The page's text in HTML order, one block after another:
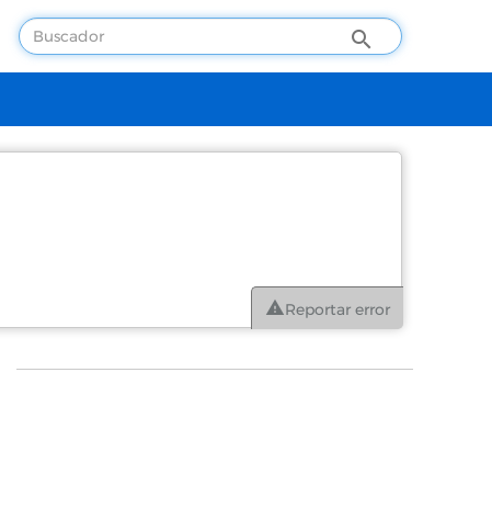
Reportar error